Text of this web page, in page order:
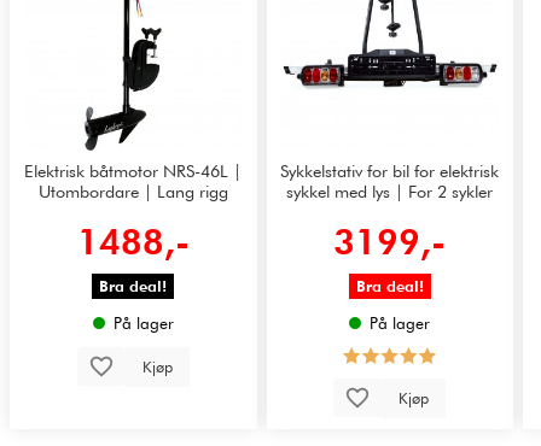
Elektrisk båtmotor NRS-46L |
Utombordare | Lang rigg
1488,-
Bra deal!
På lager
Kjøp
Sykkelstativ for bil for elektrisk
sykkel med lys | For 2 sykler
3199,-
Bra deal!
På lager
Kjøp